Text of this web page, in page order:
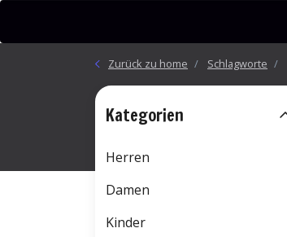
Zurück zu home Schlagworte
Kategorien
Herren
Damen
Kinder